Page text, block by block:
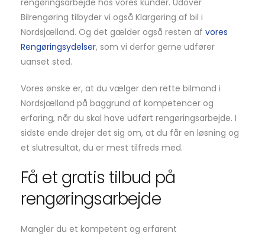
rengøringsarbejde hos vores kunder. Udover
Bilrengøring tilbyder vi også Klargøring af bil i
Nordsjælland. Og det gælder også resten af vores
Rengøringsydelser, som vi derfor gerne udfører
uanset sted.
Vores ønske er, at du vælger den rette bilmand i
Nordsjælland på baggrund af kompetencer og
erfaring, når du skal have udført rengøringsarbejde. I
sidste ende drejer det sig om, at du får en løsning og
et slutresultat, du er mest tilfreds med.
Få et gratis tilbud på
rengøringsarbejde
Mangler du et kompetent og erfarent